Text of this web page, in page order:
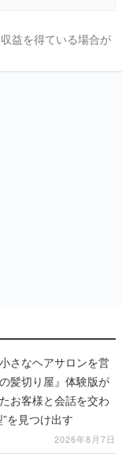
益を得ている場合が
さなヘアサロンを営
髪切り屋』体験版が
お客様と会話を交わ
を見つけ出す
2026年8月7日